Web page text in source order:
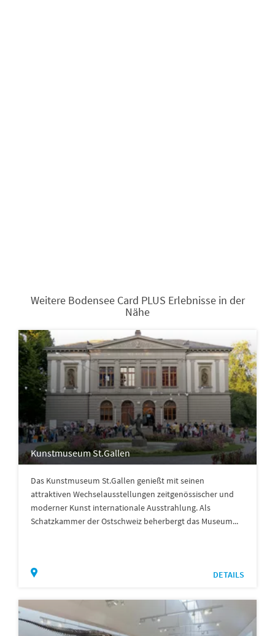
Weitere Bodensee Card PLUS Erlebnisse in der
Nähe
Kunstmuseum St.Gallen
Das Kunstmuseum St.Gallen genießt mit seinen
attraktiven Wechselausstellungen zeitgenössischer und
moderner Kunst internationale Ausstrahlung. Als
Schatzkammer der Ostschweiz beherbergt das Museum...
DETAILS